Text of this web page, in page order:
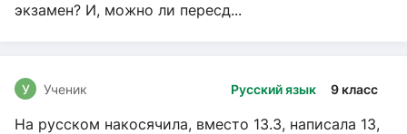
экзамен? И, можно ли пересд...
Русский язык 9 класс
У Ученик
На русском накосячила, вместо 13.3, написала 13,